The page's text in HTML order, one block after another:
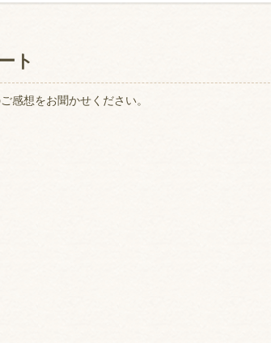
ト
感想をお聞かせください。